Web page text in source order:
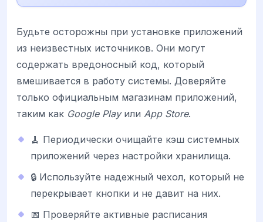
Будьте осторожны при установке приложений
из неизвестных источников. Они могут
содержать вредоносный код, который
вмешивается в работу системы. Доверяйте
только официальным магазинам приложений,
таким как Google Playили App Store.
🧹 Периодически очищайте кэш системных
приложений через настройки хранилища.
🔒 Используйте надежный чехол, который не
перекрывает кнопки и не давит на них.
📅 Проверяйте активные расписания